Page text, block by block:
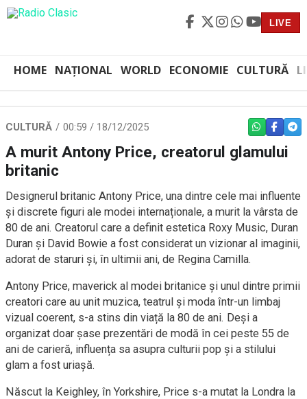
LIVE
HOME NAȚIONAL WORLD ECONOMIE CULTURĂ
CULTURĂ 00:59 / 18/12/2025 WHATSAPP
A murit Antony Price, creatorul glamului
britanic
Designerul britanic Antony Price, una dintre cele mai influente
și discrete figuri ale modei internaționale, a murit la vârsta de
80 de ani. Creatorul care a definit estetica Roxy Music, Duran
Duran și David Bowie a fost considerat un vizionar al imaginii,
adorat de staruri și, în ultimii ani, de Regina Camilla.
Antony Price, maverick al modei britanice și unul dintre primii
creatori care au unit muzica, teatrul și moda într-un limbaj
vizual coerent, s-a stins din viață la 80 de ani. Deși a
organizat doar șase prezentări de modă în cei peste 55 de
ani de carieră, influența sa asupra culturii pop și a stilului
glam a fost uriașă.
Născut la Keighley, în Yorkshire, Price s-a mutat la Londra la